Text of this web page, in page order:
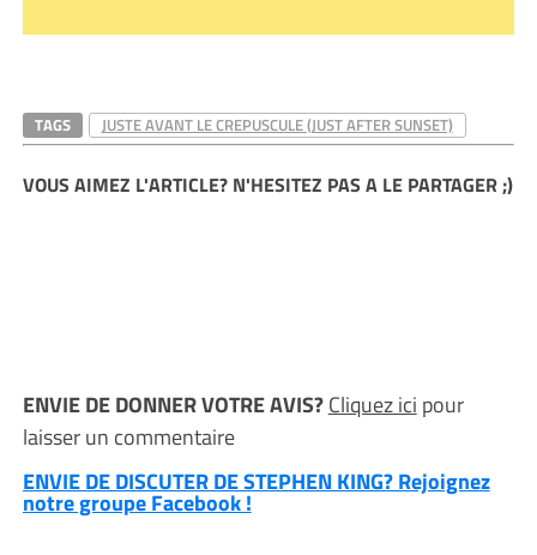
TAGS JUSTE AVANT LE CREPUSCULE (JUST AFTER SUNSET)
VOUS AIMEZ L'ARTICLE? N'HESITEZ PAS A LE PARTAGER ;)
ENVIE DE DONNER VOTRE AVIS?Cliquez ici pour
laisser un commentaire
ENVIE DE DISCUTER DE STEPHEN KING? Rejoignez
notre groupe Facebook !